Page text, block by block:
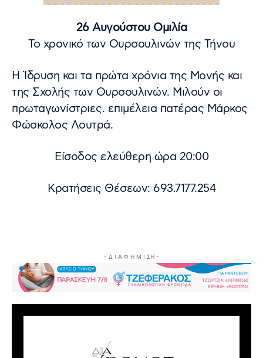
26 Αυγούστου Ομιλία
Το χρονικό των Ουρσουλινών της Τήνου
Η Ίδρυση και τα πρώτα χρόνια της Μονής και
της Σχολής των Ουρσουλινών. Μιλούν οι
πρωταγωνίστριες. επιμέλεια πατέρας Μάρκος
Φώσκολος Λουτρά.
Είσοδος ελεύθερη ώρα 20:00
Κρατήσεις Θέσεων: 693.7177.254
- Δ Ι Α Φ Η Μ Ι ΣΗ -